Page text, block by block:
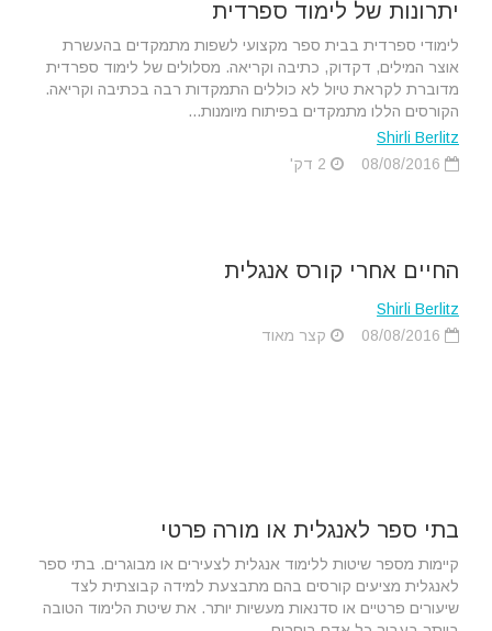
יתרונות של לימוד ספרדית
לימודי ספרדית בבית ספר מקצועי לשפות מתמקדים בהעשרת
אוצר המילים, דקדוק, כתיבה וקריאה. מסלולים של לימוד ספרדית
מדוברת לקראת טיול לא כוללים התמקדות רבה בכתיבה וקריאה.
הקורסים הללו מתמקדים בפיתוח מיומנות...
Shirli Berlitz
החיים אחרי קורס אנגלית
Shirli Berlitz
קצר מאוד
בתי ספר לאנגלית או מורה פרטי
קיימות מספר שיטות ללימוד אנגלית לצעירים או מבוגרים. בתי ספר
לאנגלית מציעים קורסים בהם מתבצעת למידה קבוצתית לצד
שיעורים פרטיים או סדנאות מעשיות יותר. את שיטת הלימוד הטובה